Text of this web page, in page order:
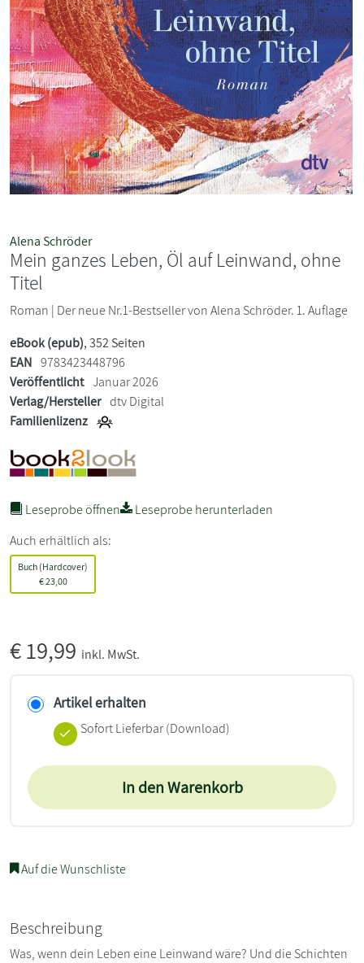
Alena Schröder
Mein ganzes Leben, Öl auf Leinwand, ohne
Titel
Roman | Der neue Nr.1-Bestseller von Alena Schröder. 1. Auflage
eBook (epub), 352 Seiten
EAN 9783423448796
Veröffentlicht Januar 2026
Verlag/Hersteller dtv Digital
Familienlizenz
Leseprobe öffnen
Leseprobe herunterladen
Auch erhältlich als:
Buch (Hardcover)
€23,00
€19,99 inkl. MwSt.
Artikel erhalten
Sofort Lieferbar (Download)
In den Warenkorb
Auf die Wunschliste
Beschreibung
Was, wenn dein Leben eine Leinwand wäre? Und die Schichten